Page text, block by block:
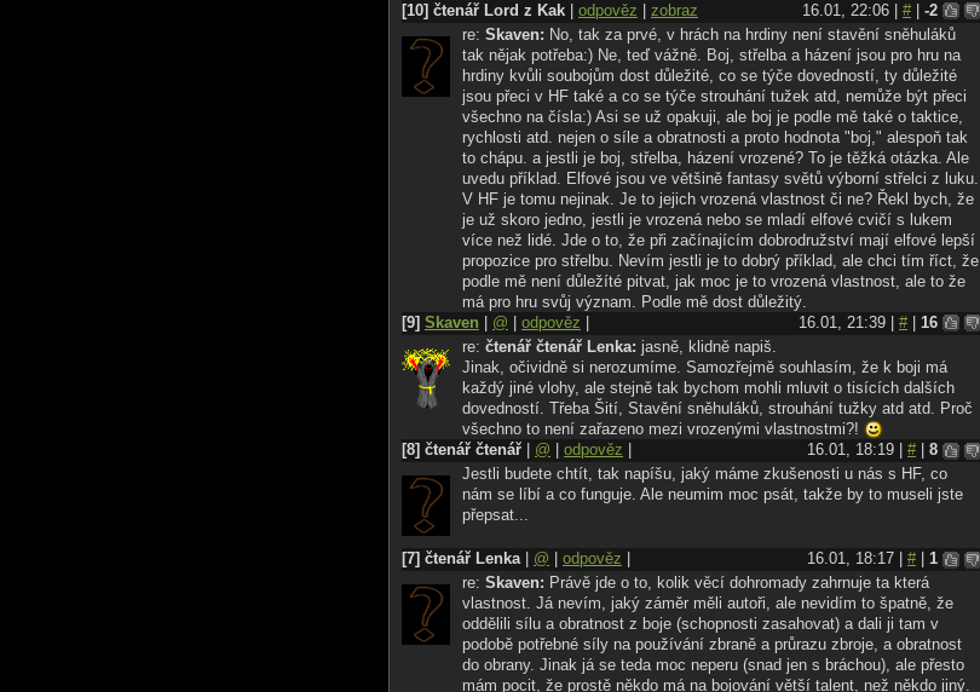
[10] čtenář Lord z Kak
odpověz zobraz 16.01, 22:06 | #| -2
re: Skaven: No, tak za prvé, v hrách na hrdiny není stavění sněhuláků
tak nějak potřeba:) Ne, teď vážně. Boj, střelba a házení jsou pro hru na
hrdiny kvůli soubojům dost důležité, co se týče dovedností, ty důležité
jsou přeci v HF také a co se týče strouhání tužek atd, nemůže být přeci
všechno na čísla:) Asi se už opakuji, ale boj je podle mě také o taktice,
rychlosti atd. nejen o síle a obratnosti a proto hodnota "boj," alespoň tak
to chápu. a jestli je boj, střelba, házení vrozené? To je těžká otázka. Ale
uvedu příklad. Elfové jsou ve většině fantasy světů výborní střelci z luku.
V HF je tomu nejinak. Je to jejich vrozená vlastnost či ne? Řekl bych, že
je už skoro jedno, jestli je vrozená nebo se mladí elfové cvičí s lukem
více než lidé. Jde o to, že při začínajícím dobrodružství mají elfové lepší
propozice pro střelbu. Nevím jestli je to dobrý příklad, ale chci tím říct, že
podle mě není důležíté pitvat, jak moc je to vrozená vlastnost, ale to že
má pro hru svůj význam. Podle mě dost důležitý.
[9] Skaven @ odpověz 16.01, 21:39 | #| 16
re: čtenář čtenář Lenka: jasně, klidně napiš.
Jinak, očividně si nerozumíme. Samozřejmě souhlasím, že k boji má
každý jiné vlohy, ale stejně tak bychom mohli mluvit o tisících dalších
dovedností. Třeba Šití, Stavění sněhuláků, strouhání tužky atd atd. Proč
všechno to není zařazeno mezi vrozenými vlastnostmi?!
[8] čtenář čtenář
@ odpověz 16.01, 18:19 | #| 8
Jestli budete chtít, tak napíšu, jaký máme zkušenosti u nás s HF, co
nám se líbí a co funguje. Ale neumim moc psát, takže by to museli jste
přepsat...
[7] čtenář Lenka| @ odpověz 16.01, 18:17 | #| 1
re: Skaven: Právě jde o to, kolik věcí dohromady zahrnuje ta která
vlastnost. Já nevím, jaký záměr měli autoři, ale nevidím to špatně, že
oddělili sílu a obratnost z boje (schopnosti zasahovat) a dali ji tam v
podobě potřebné síly na používání zbraně a průrazu zbroje, a obratnost
do obrany. Jinak já se teda moc neperu (snad jen s bráchou), ale přesto
mám pocit, že prostě někdo má na bojování větší talent, než někdo jiný.